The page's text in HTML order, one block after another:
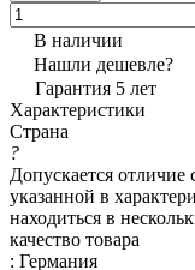
В наличии
Нашли дешевле?
Гарантия 5 лет
Характеристики
Страна
?
Допускается отличие
указанной в
находиться в
качество товара
: Германия